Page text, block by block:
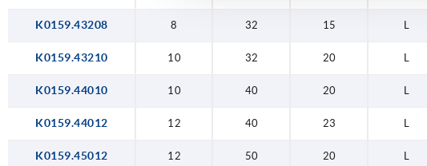
K0159.43208 8 32 15 L
K0159.43210 10 32 20 L
K0159.44010 10 40 20 L
K0159.44012 12 40 23 L
K0159.45012 12 50 20 L